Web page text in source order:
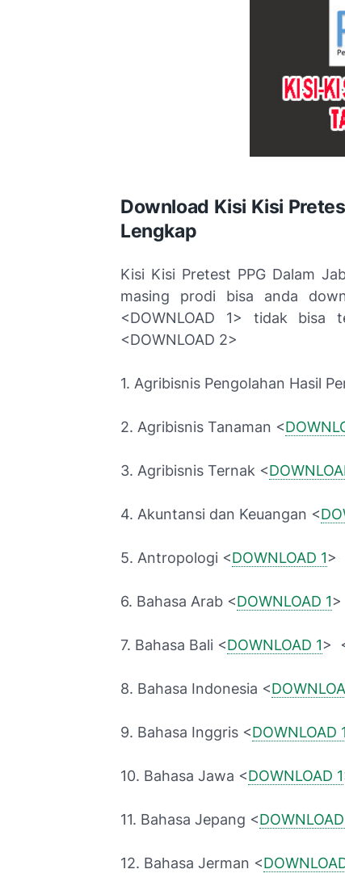
Download Kisi Kisi
Lengkap
Kisi Kisi Pretest PPG Dalam
masing prodi bisa anda
<DOWNLOAD 1> tidak bisa
<DOWNLOAD 2>
1. Agribisnis Pengolahan Hasil
2. Agribisnis Tanaman <
3. Agribisnis Ternak <
4. Akuntansi dan Keuangan <
5. Antropologi <DOWNLOAD 1>
6. Bahasa Arab <DOWNLOAD 1
7. Bahasa Bali <DOWNLOAD 1>
8. Bahasa Indonesia <
9. Bahasa Inggris <DOWNLOAD 1
10. Bahasa Jawa <DOWNLOAD 1
11. Bahasa Jepang <DOWNLOAD
12. Bahasa Jerman <